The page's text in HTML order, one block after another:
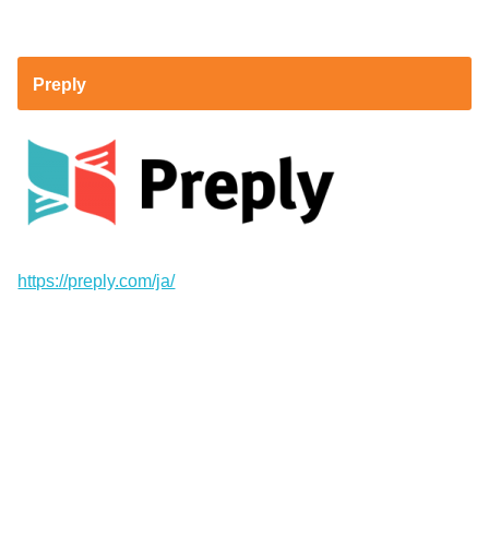
Preply
https://preply.com/ja/